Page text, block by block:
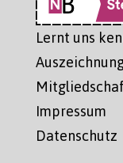
Lernt uns
Impressum
Datenschutz